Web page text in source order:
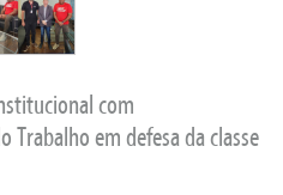
com
Trabalho em defesa da classe